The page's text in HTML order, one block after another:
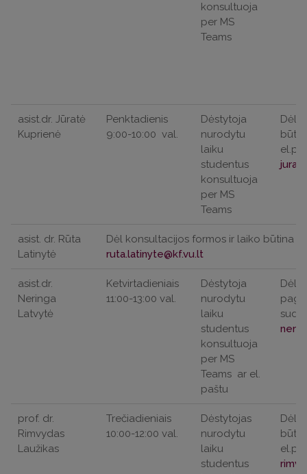
konsultuoja
per MS
Teams
asist.dr. Jūratė
Kuprienė
Penktadienis
9:00-10:00 val.
Dėstytoja
nurodytu
laiku
studentus
konsultuoja
per MS
Teams
Dėl
asist. dr. Rūta
Latinytė
Dėl konsultacijos formos ir laiko būtina
asist.dr.
Neringa
Latvytė
Ketvirtadieniais
11:00-13:00 val.
Dėstytoja
nurodytu
laiku
studentus
konsultuoja
per MS
Teams ar el.
paštu
Dėl
prof. dr.
Rimvydas
Laužikas
Trečiadieniais
10:00-12:00 val.
Dėstytojas
nurodytu
laiku
studentus
Dėl